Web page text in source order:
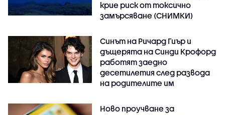
крие риск от токсично
замърсяване (СНИМКИ)
Синът на Ричард Гиър и
дъщерята на Синди Крофорд
работят заедно
десетилетия след развода
на родителите им
Ново проучване за